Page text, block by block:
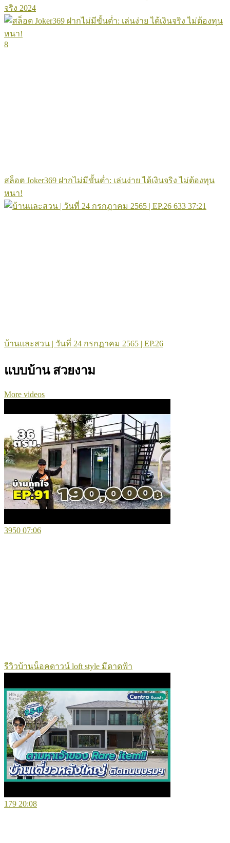
จริง 2024
8
สล็อต Joker369 ฝากไม่มีขั้นต่ำ: เล่นง่าย ได้เงินจริง ไม่ต้องทุน
หนา!
633 37:21
บ้านและสวน | วันที่ 24 กรกฏาคม 2565 | EP.26
แบบบ้าน สวยงาม
More videos
3950 07:06
รีวิวบ้านน็อคดาวน์ loft style มีดาดฟ้า
179 20:08